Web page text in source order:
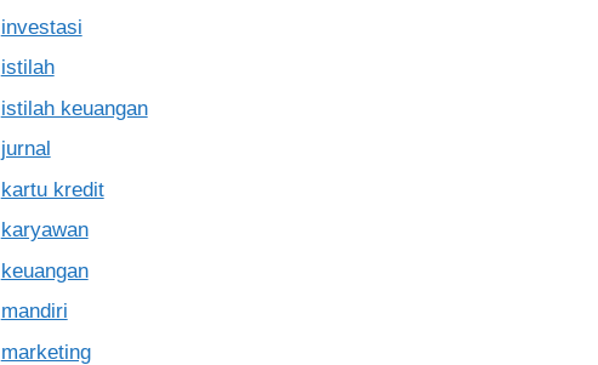
investasi
istilah
istilah keuangan
jurnal
kartu kredit
karyawan
keuangan
mandiri
marketing